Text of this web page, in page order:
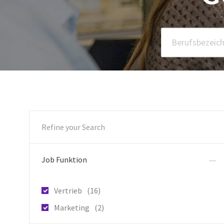
Refine your Search
Job Funktion
Vertrieb (16)
Marketing (2)